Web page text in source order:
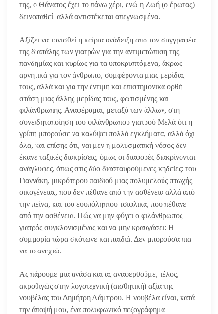
της, ο Θάνατος έχει το πάνω χέρι, ενώ η Ζωή (ο έρωτας)
δεινοπαθεί, αλλά αντιστέκεται απεγνωσμένα.
Αξίζει να τονισθεί η καίρια ανάδειξη από τον συγγραφέα
της διαπάλης των γιατρών για την αντιμετώπιση της
πανδημίας και κυρίως για τα υποκρυπτόμενα, άκρως
αρνητικά για τον άνθρωπο, συμφέροντα μιας μερίδας
τους, αλλά και για την έντιμη και επιστημονικά ορθή
στάση μιας άλλης μερίδας τους, φωτισμένης και
φιλάνθρωπης. Αναφέρομαι, μεταξύ των άλλων, στη
συνειδητοποίηση του φιλάνθρωπου γιατρού Μελά ότι η
γρίπη μπορούσε να καλύψει πολλά εγκλήματα, αλλά όχι
όλα, και επίσης ότι, ναι μεν η μολυσματική νόσος δεν
έκανε ταξικές διακρίσεις, όμως οι διαφορές διακρίνονται
ανάγλυφες, όπως στις δύο διασταυρούμενες κηδείες: του
Γιαννάκη, μικρότερου παιδιού μιας πολυμελούς πτωχής
οικογένειας, που δεν πέθανε από την ασθένεια αλλά από
την πείνα, και του ευυπόληπτου τσιφλικά, που πέθανε
από την ασθένεια. Πώς να μην φύγει ο φιλάνθρωπος
γιατρός συγκλονισμένος και να μην κραυγάσει: Η
συμμορία τώρα σκότωνε και παιδιά. Δεν μπορούσα πια
να το ανεχτώ.
Ας πάρουμε μια ανάσα και ας αναφερθούμε, τέλος,
ακροθιγώς στην λογοτεχνική (αισθητική) αξία της
νουβέλας του Δημήτρη Λάμπρου. Η νουβέλα είναι, κατά
την άποψή μου, ένα πολυφωνικό πεζογράφημα